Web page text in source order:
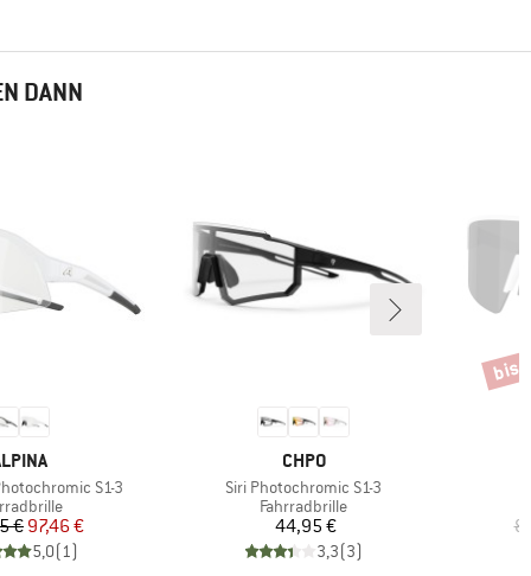
DANN
S1-3
Preis
€reduzierter Preis
97,46 €
5,0(1)
MARKE
CHPO
Artikel
Siri Photochromic S1-3
Produktgruppe
Fahrradbrille
Preis
44,95 €
3,3(3)
bis